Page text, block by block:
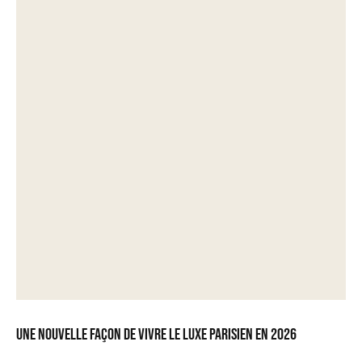
Une nouvelle façon de vivre le luxe parisien en 2026